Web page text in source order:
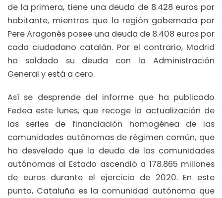
de la primera, tiene una deuda de 8.428 euros por
habitante, mientras que la región gobernada por
Pere Aragonés posee una deuda de 8.408 euros por
cada ciudadano catalán. Por el contrario, Madrid
ha saldado su deuda con la Administración
General y está a cero.
Así se desprende del informe que ha publicado
Fedea este lunes, que recoge la actualización de
las series de financiación homogénea de las
comunidades autónomas de régimen común, que
ha desvelado que la deuda de las comunidades
autónomas al Estado ascendió a 178.865 millones
de euros durante el ejercicio de 2020. En este
punto, Cataluña es la comunidad autónoma que